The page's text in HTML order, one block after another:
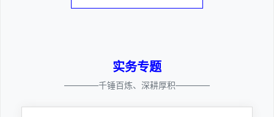
实务专题
————千锤百炼、深耕厚积————